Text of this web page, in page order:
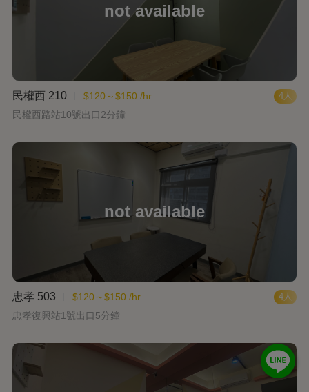
4人
民權西 210
$120～$150 /hr
民權西路站10號出口2分鐘
4人
忠孝 503
$120～$150 /hr
忠孝復興站1號出口5分鐘